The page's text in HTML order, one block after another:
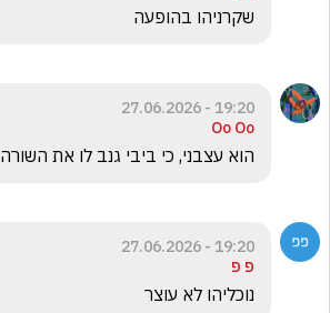
שקרניהו בהופעה
19:20 - 27.06.2026
Oo Oo
הוא עצבני, כי ביבי גנב לו את השורה
19:20 - 27.06.2026
פ פ
נוכליהו לא עוצר